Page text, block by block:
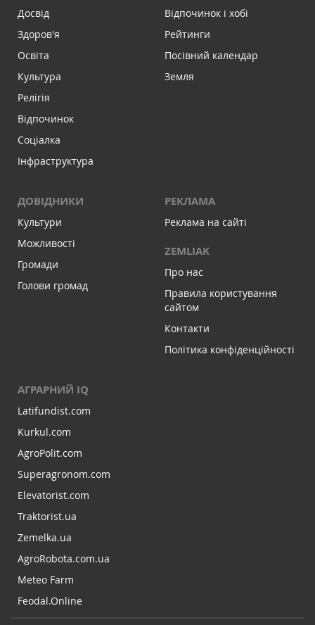
Досвід
Здоров'я
Освіта
Культура
Релігія
Відпочинок
Соціалка
Інфраструктура
Відпочинок і хобі
Рейтинги
Посівний календар
Земля
ДОВІДНИКИ
Культури
Можливості
Громади
Голови громад
РЕКЛАМА
Реклама на сайті
ZEMLIAK
Про нас
Правила користування
сайтом
Контакти
Політика конфіденційності
АГРАРНИЙ IQ
Latifundist.com
Kurkul.com
AgroPolit.com
Superagronom.com
Elevatorist.com
Traktorist.ua
Zemelka.ua
AgroRobota.com.ua
Meteo Farm
Feodal.Online